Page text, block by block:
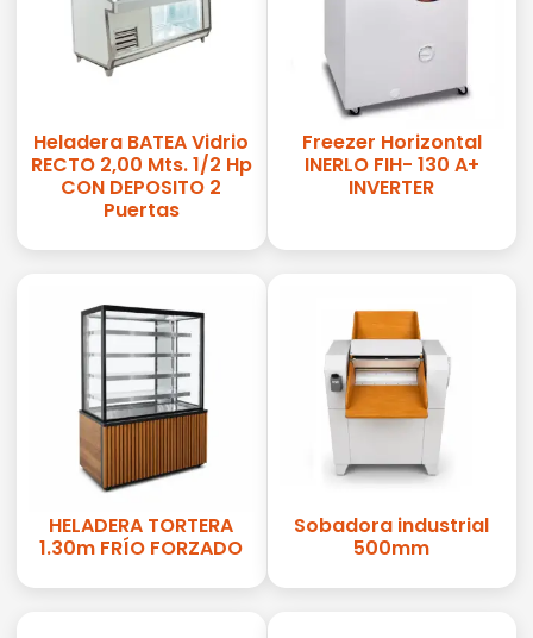
Heladera BATEA Vidrio
RECTO 2,00 Mts. 1/2 Hp
CON DEPOSITO 2
Puertas
Freezer Horizontal
INERLO FIH- 130 A+
INVERTER
HELADERA TORTERA
1.30m FRÍO FORZADO
Sobadora industrial
500mm